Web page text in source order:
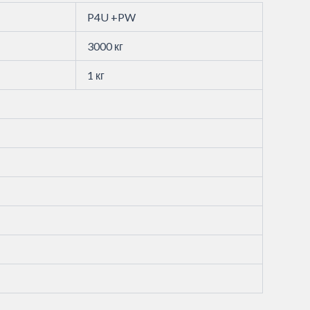
P4U +PW
3000 кг
1 кг